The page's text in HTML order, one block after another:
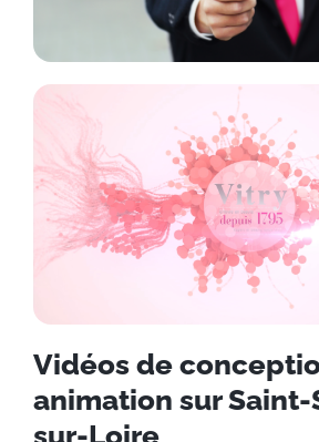
Vidéos de
animation sur